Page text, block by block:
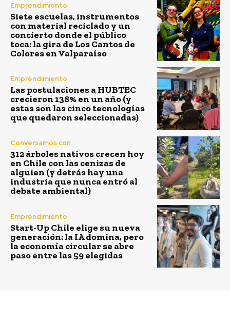
Emprendimiento
Siete escuelas, instrumentos
con material reciclado y un
concierto donde el público
toca: la gira de Los Cantos de
Colores en Valparaíso
Emprendimiento
Las postulaciones a HUBTEC
crecieron 138% en un año (y
estas son las cinco tecnologías
que quedaron seleccionadas)
Conversamos con
312 árboles nativos crecen hoy
en Chile con las cenizas de
alguien (y detrás hay una
industria que nunca entró al
debate ambiental)
Emprendimiento
Start-Up Chile elige su nueva
generación: la IA domina, pero
la economía circular se abre
paso entre las 59 elegidas